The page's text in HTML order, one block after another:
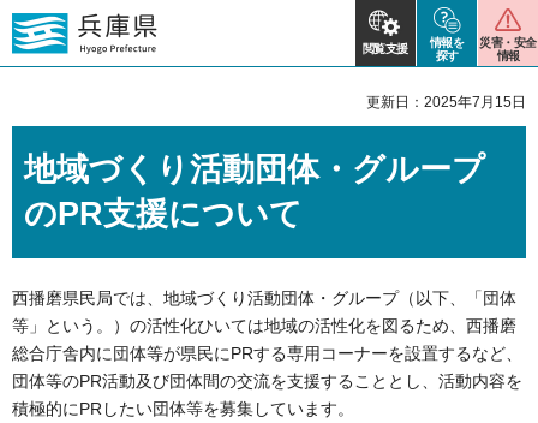
閲覧支援
情報を
探す
災害・安全
情報
更新日：2025年7月15日
地域づくり活動団体・グループ
のPR支援について
西播磨県民局では、地域づくり活動団体・グループ（以下、「団体
等」という。）の活性化ひいては地域の活性化を図るため、西播磨
総合庁舎内に団体等が県民にPRする専用コーナーを設置するなど、
団体等のPR活動及び団体間の交流を支援することとし、活動内容を
積極的にPRしたい団体等を募集しています。